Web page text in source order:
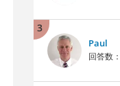
3
Paul
回答数：